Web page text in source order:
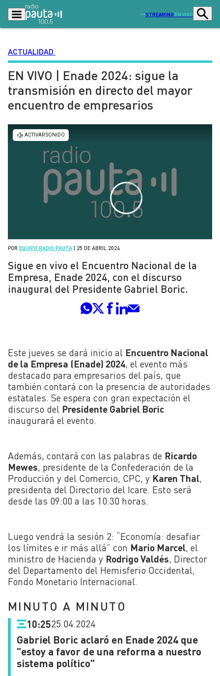
STREAMING EN VIVO
Podcasts Programas
Lo Último Actualidad
Ciudad
Radio en vivo
Tendencias
Entretención y Cultura
Dato en Pauta
Contenido Patrocinado
ACTUALIDAD
EN VIVO | Enade 2024: sigue la
transmisión en directo del mayor
encuentro de empresarios
POR EQUIPO RADIO PAUTA 25 DE ABRIL 2024
Sigue en vivo el Encuentro Nacional de la
Empresa, Enade 2024, con el discurso
inaugural del Presidente Gabriel Boric.
Este jueves se dará inicio al Encuentro Nacional
de la Empresa (Enade) 2024 , el evento más
destacado para empresarios del país, que
también contará con la presencia de autoridades
estatales. Se espera con gran expectación el
discurso del Presidente Gabriel Boric
inaugurará el evento.
Además, contará con las palabras de Ricardo
Mewes, presidente de la Confederación de la
Producción y del Comercio, CPC, y Karen Thal,
presidenta del Directorio del Icare. Esto será
desde las 09:00 a las 10:30 horas.
Luego vendrá la sesión 2: “Economía: desafiar
los límites e ir más allá” con Mario Marcel, el
ministro de Hacienda y Rodrigo Valdés, Director
del Departamento del Hemisferio Occidental,
Fondo Monetario Internacional.
MINUTO A MINUTO
10:2525.04.2024
Gabriel Boric aclaró en Enade 2024 que
"estoy a favor de una reforma a nuestro
sistema político"